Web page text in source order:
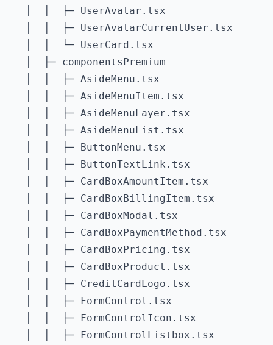
   │  │  ├─ UserAvatar.tsx
   │  │  ├─ UserAvatarCurrentUser.tsx
   │  │  └─ UserCard.tsx
   │  ├─ componentsPremium
   │  │  ├─ AsideMenu.tsx
   │  │  ├─ AsideMenuItem.tsx
   │  │  ├─ AsideMenuLayer.tsx
   │  │  ├─ AsideMenuList.tsx
   │  │  ├─ ButtonMenu.tsx
   │  │  ├─ ButtonTextLink.tsx
   │  │  ├─ CardBoxAmountItem.tsx
   │  │  ├─ CardBoxBillingItem.tsx
   │  │  ├─ CardBoxModal.tsx
   │  │  ├─ CardBoxPaymentMethod.tsx
   │  │  ├─ CardBoxPricing.tsx
   │  │  ├─ CardBoxProduct.tsx
   │  │  ├─ CreditCardLogo.tsx
   │  │  ├─ FormControl.tsx
   │  │  ├─ FormControlIcon.tsx
   │  │  ├─ FormControlListbox.tsx